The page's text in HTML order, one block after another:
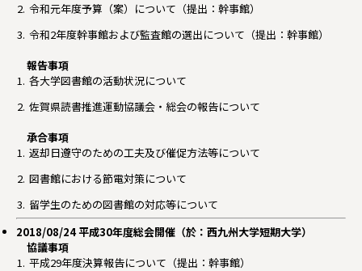
令和元年度予算（案）について（提出：幹事館）
令和2年度幹事館および監査館の選出について（提出：幹事館）
報告事項
各大学図書館の活動状況について
佐賀県読書推進運動協議会・総会の報告について
承合事項
返却日遵守のための工夫及び催促方法等について
図書館における節電対策について
留学生のための図書館の対応等について
2018/08/24 平成30年度総会開催（於：西九州大学短期大学）
協議事項
平成29年度決算報告について（提出：幹事館）